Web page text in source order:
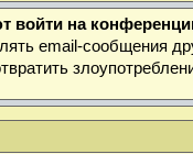
войти на
email-